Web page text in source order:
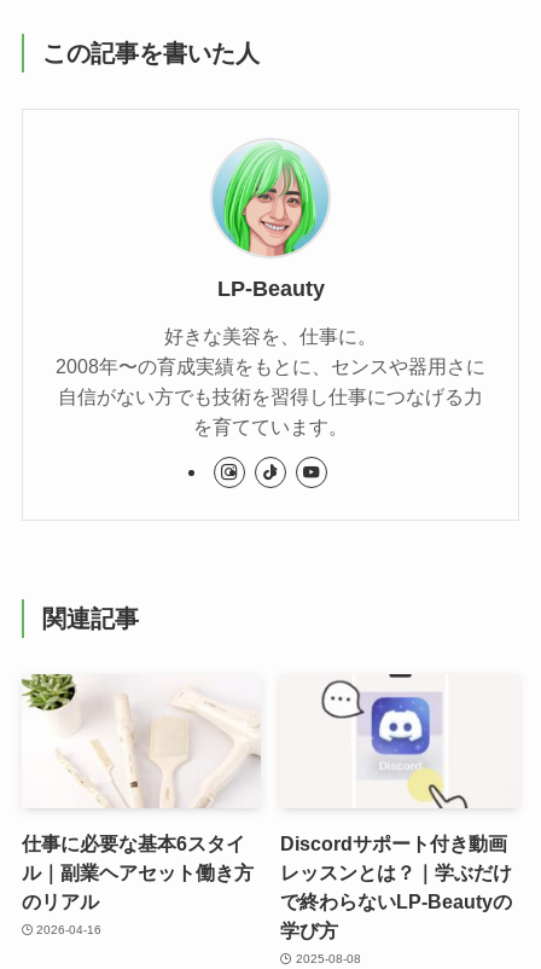
この記事を書いた人
LP-Beauty
好きな美容を、仕事に。
2008年〜の育成実績をもとに、センスや器用さに
自信がない方でも技術を習得し仕事につなげる力
を育てています。
関連記事
仕事に必要な基本6スタイ
ル｜副業ヘアセット働き方
のリアル
2026-04-16
Discordサポート付き動画
レッスンとは？｜学ぶだけ
で終わらないLP-Beautyの
学び方
2025-08-08